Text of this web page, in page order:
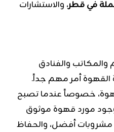
في قطر، والاستشارات
والفنادق
أمر مهم جداً.
خصوصاً عندما تصبح
مورد قهوة موثوق
أفضل، والحفاظ